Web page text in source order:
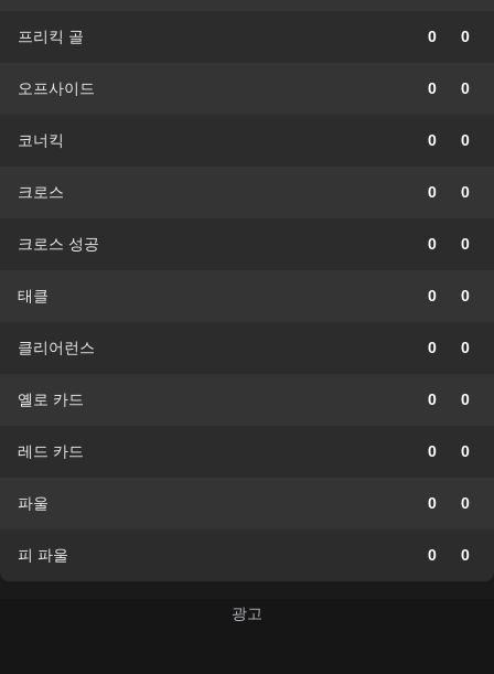
프리킥 골 0 0
오프사이드 0 0
코너킥 0 0
크로스 0 0
크로스 성공 0 0
태클 0 0
클리어런스 0 0
옐로 카드 0 0
레드 카드 0 0
파울 0 0
피 파울 0 0